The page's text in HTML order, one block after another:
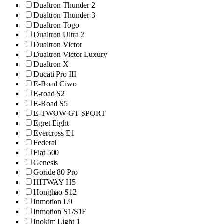
Dualtron Thunder 2
Dualtron Thunder 3
Dualtron Togo
Dualtron Ultra 2
Dualtron Victor
Dualtron Victor Luxury
Dualtron X
Ducati Pro III
E-Road Ciwo
E-road S2
E-Road S5
E-TWOW GT SPORT
Egret Eight
Evercross E1
Federal
Fiat 500
Genesis
Goride 80 Pro
HITWAY H5
Honghao S12
Inmotion L9
Inmotion S1/S1F
Inokim Light 1